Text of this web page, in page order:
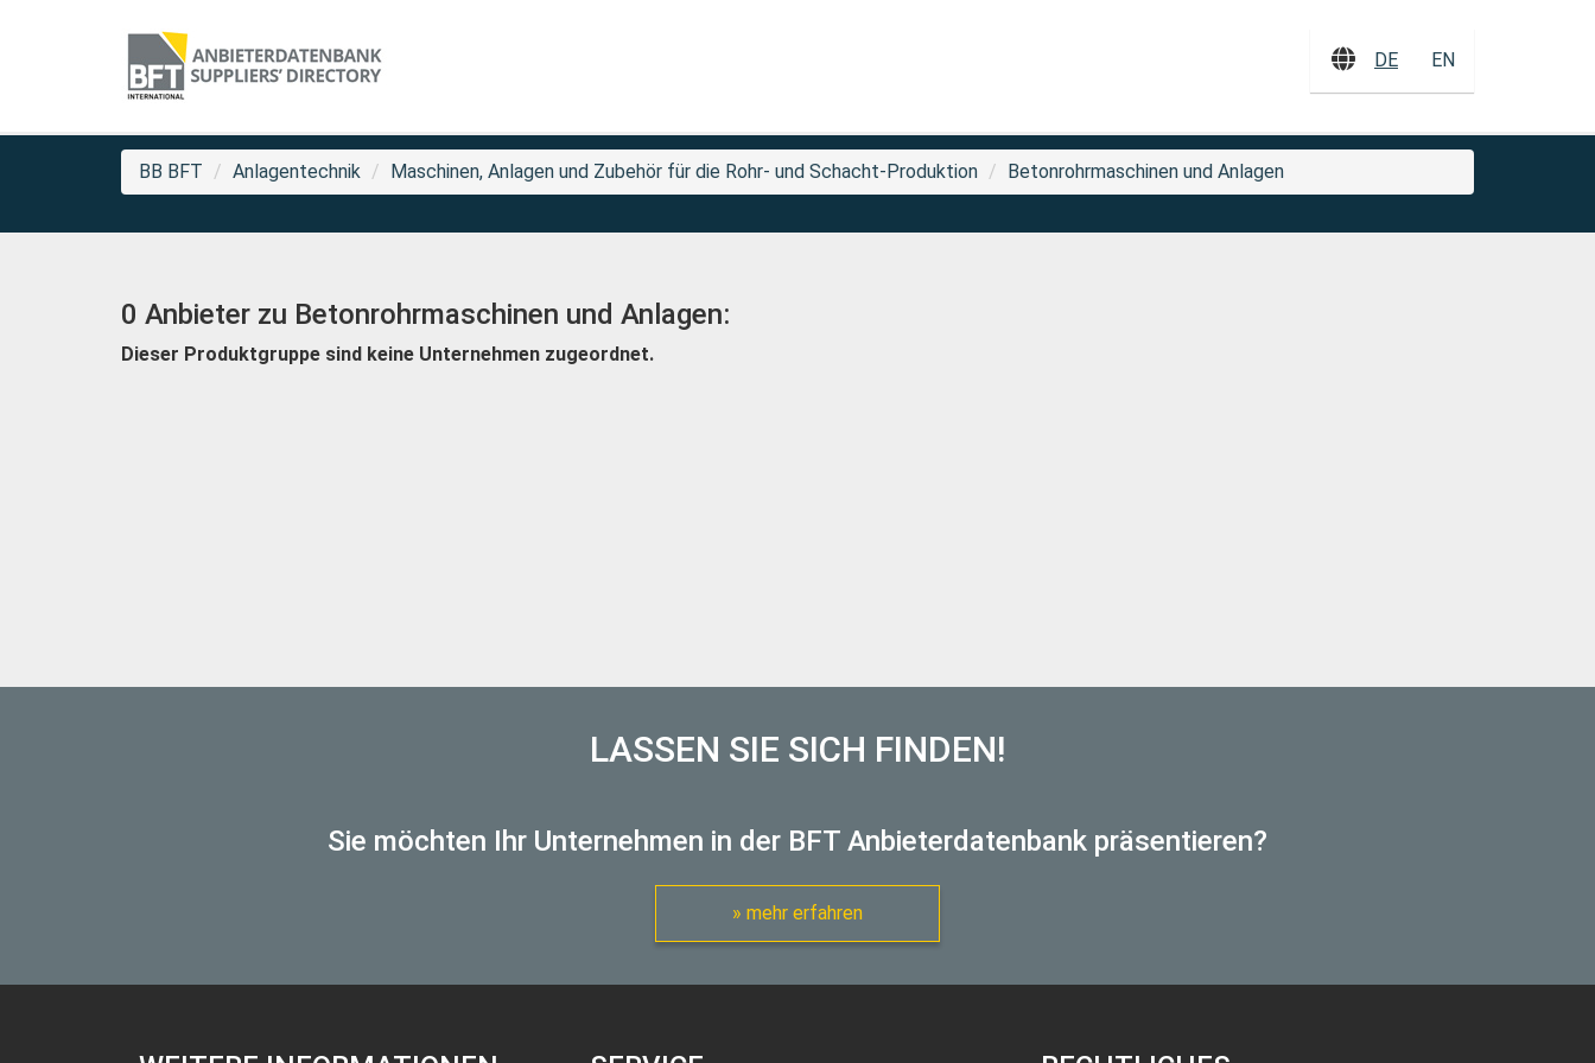
DE EN
BB BFT Anlagentechnik Maschinen, Anlagen und Zubehör für die Rohr- und Schacht-Produktion Betonrohrmaschinen und Anlagen
0 Anbieter zu Betonrohrmaschinen und Anlagen:
Dieser Produktgruppe sind keine Unternehmen zugeordnet.
LASSEN SIE SICH FINDEN!
Sie möchten Ihr Unternehmen in der BFT Anbieterdatenbank präsentieren?
» mehr erfahren